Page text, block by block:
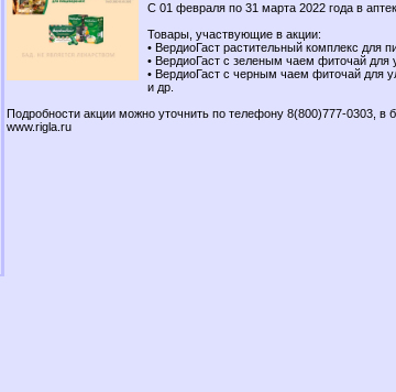
C 01 февраля по 31 марта 2022 года в
Товары, участвующие в акции:
• ВердиоГаст растительный комплекс для
• ВердиоГаст с зеленым чаем фиточай
• ВердиоГаст с черным чаем фиточай для
и др.
Подробности акции можно уточнить по телефону 8(800)777-0303,
www.rigla.ru